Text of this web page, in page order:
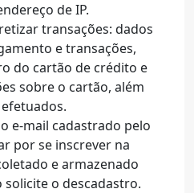
de IP.
transações: dados
e transações,
do cartão de crédito e
sobre o cartão, além
e-mail cadastrado pelo
por se inscrever na
e armazenado
o descadastro.